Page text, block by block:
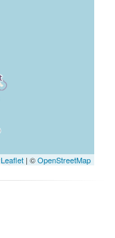
Leaflet | ©OpenStreetMap